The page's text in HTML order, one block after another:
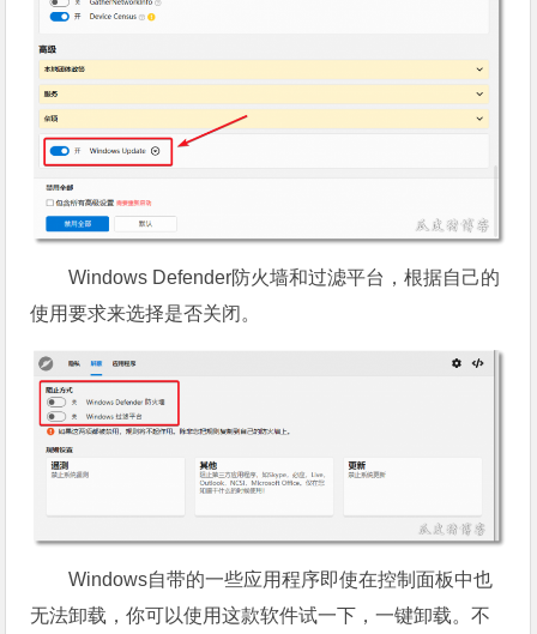
Windows Defender防火墙和过滤平台，根据自己的
使用要求来选择是否关闭。
Windows自带的一些应用程序即使在控制面板中也
无法卸载，你可以使用这款软件试一下，一键卸载。不